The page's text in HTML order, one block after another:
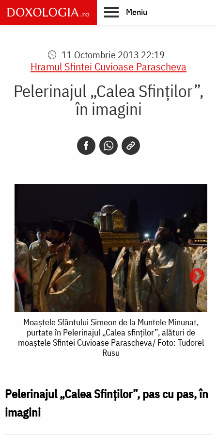
Skip
to
main
Meniu
11 Octombrie 2013 22:19
Hramul Sfintei Cuvioase Parascheva
Pelerinajul „Calea Sfinților”,
în imagini
Moaștele
Sfântului
la
Muntele
Minunat,
Moaștele Sfântului Simeon de la Muntele Minunat,
purtate în Pelerinajul „Calea sfinților”, alături de
moaștele Sfintei Cuvioase Parascheva/ Foto: Tudorel
Rusu
Pelerinajul „Calea Sfinților”, pas cu pas, în
imagini